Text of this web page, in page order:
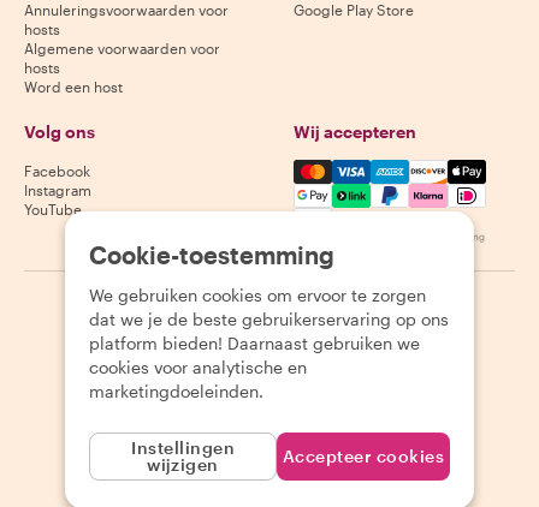
Annuleringsvoorwaarden voor
hosts
Algemene voorwaarden voor
hosts
Word een host
Google Play Store
Volg ons
Facebook
Instagram
YouTube
Wij accepteren
Mastercard, Visa, Amex,
Beschikbaarheid varieert per bestemming
2026 Withlocals.com Privacybeleid Cookies
Cookie-toestemming
We gebruiken cookies om ervoor te zorgen
dat we je de beste gebruikerservaring op ons
platform bieden! Daarnaast gebruiken we
cookies voor analytische en
marketingdoeleinden.
Instellingen
wijzigen
Accepteer cookies